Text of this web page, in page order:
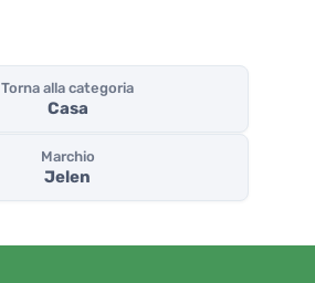
Torna alla categoria
Casa
Marchio
Jelen